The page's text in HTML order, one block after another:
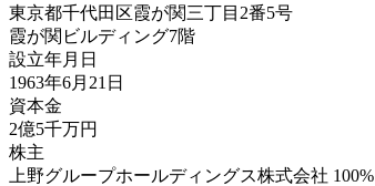
東京都千代田区霞が関三丁目2番5号
霞が関ビルディング7階
設立年月日
1963年6月21日
資本金
2億5千万円
株主
上野グループホールディングス株式会社 100%